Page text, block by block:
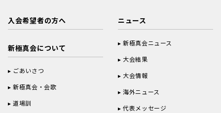
入会希望者の方へ
新極真会について
ごあいさつ
新極真会・会歌
道場訓
ニュース
新極真会ニュース
大会結果
大会情報
海外ニュース
代表メッセージ